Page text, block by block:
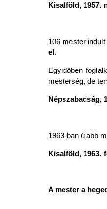
Kisalföld, 1957.
106 mester
el.
Egyidőben
mesterség, de
Népszabadság,
1963-ban újabb
Kisalföld, 1963.
A mester a